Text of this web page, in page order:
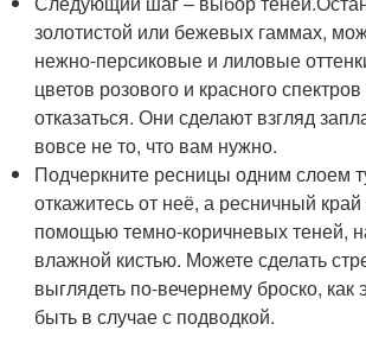
золотистой или бежевых гаммах,
нежно-персиковые и лиловые
цветов розового и красного
отказаться. Они сделают взгляд
вовсе не то, что вам нужно.
Подчеркните ресницы одним слоем
откажитесь от неё, а ресничный
помощью темно-коричневых теней,
влажной кистью. Можете сделать
выглядеть по-вечернему броско, как
быть в случае с подводкой.